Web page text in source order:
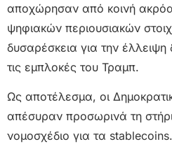
αποχώρησαν από κοινή
ψηφιακών περιουσιακών
δυσαρέσκεια για την έλλειψη
τις εμπλοκές του Τραμπ.
Ως αποτέλεσμα, οι
απέσυραν προσωρινά τη
νομοσχέδιο για τα